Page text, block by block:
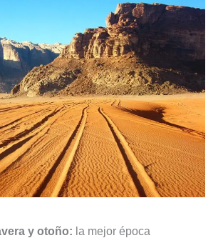
y otoño: la mejor época